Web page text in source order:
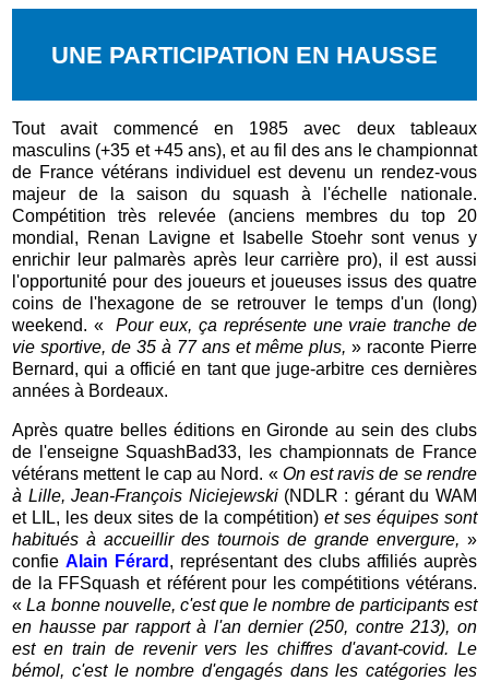
UNE PARTICIPATION EN HAUSSE
Tout avait commencé en 1985 avec deux tableaux
masculins (+35 et +45 ans), et au fil des ans le championnat
de France vétérans individuel est devenu un rendez-vous
majeur de la saison du squash à l'échelle nationale.
Compétition très relevée (anciens membres du top 20
mondial, Renan Lavigne et Isabelle Stoehr sont venus y
enrichir leur palmarès après leur carrière pro), il est aussi
l'opportunité pour des joueurs et joueuses issus des quatre
coins de l'hexagone de se retrouver le temps d'un (long)
weekend. «Pour eux, ça représente une vraie tranche de
vie sportive, de 35 à 77 ans et même plus, » raconte Pierre
Bernard, qui a officié en tant que juge-arbitre ces dernières
années à Bordeaux.
Après quatre belles éditions en Gironde au sein des clubs
de l'enseigne SquashBad33, les championnats de France
vétérans mettent le cap au Nord. « On est ravis de se rendre
à Lille, Jean-François Niciejewski(NDLR : gérant du WAM
et LIL, les deux sites de la compétition) et ses équipes sont
habitués à accueillir des tournois de grande envergure, »
confieAlain Férard , représentant des clubs affiliés auprès
de la FFSquash et référent pour les compétitions vétérans.
«La bonne nouvelle, c'est que le nombre de participants est
en hausse par rapport à l'an dernier (250, contre 213), on
est en train de revenir vers les chiffres d'avant-covid. Le
bémol, c'est le nombre d'engagés dans les catégories les